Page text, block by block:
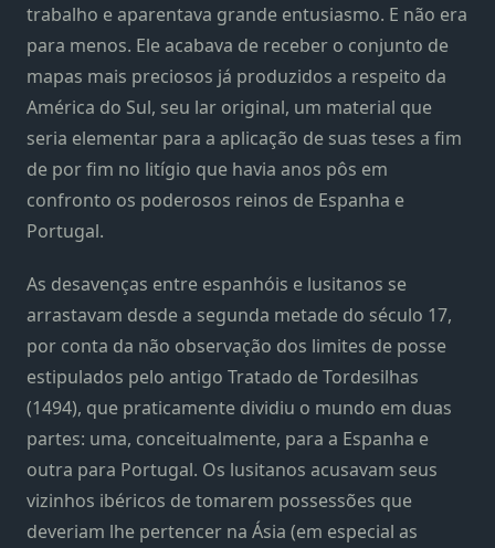
trabalho e aparentava grande entusiasmo. E não era
para menos. Ele acabava de receber o conjunto de
mapas mais preciosos já produzidos a respeito da
América do Sul, seu lar original, um material que
seria elementar para a aplicação de suas teses a fim
de por fim no litígio que havia anos pôs em
confronto os poderosos reinos de Espanha e
Portugal.
As desavenças entre espanhóis e lusitanos se
arrastavam desde a segunda metade do século 17,
por conta da não observação dos limites de posse
estipulados pelo antigo Tratado de Tordesilhas
(1494), que praticamente dividiu o mundo em duas
partes: uma, conceitualmente, para a Espanha e
outra para Portugal. Os lusitanos acusavam seus
vizinhos ibéricos de tomarem possessões que
deveriam lhe pertencer na Ásia (em especial as